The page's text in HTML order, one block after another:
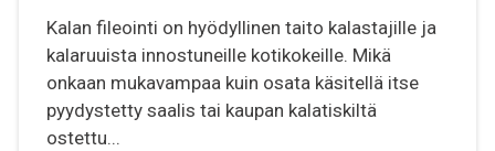
Kalan fileointi on hyödyllinen taito kalastajille ja
kalaruuista innostuneille kotikokeille. Mikä
onkaan mukavampaa kuin osata käsitellä itse
pyydystetty saalis tai kaupan kalatiskiltä
ostettu...